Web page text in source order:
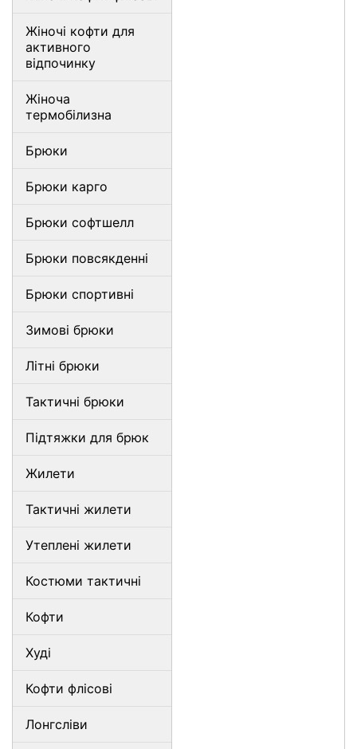
Жіночі кофти для
активного
відпочинку
Жіноча
термобілизна
Брюки
Брюки карго
Брюки софтшелл
Брюки повсякденні
Брюки спортивні
Зимові брюки
Літні брюки
Тактичні брюки
Підтяжки для брюк
Жилети
Тактичні жилети
Утеплені жилети
Костюми тактичні
Кофти
Худі
Кофти флісові
Лонгсліви